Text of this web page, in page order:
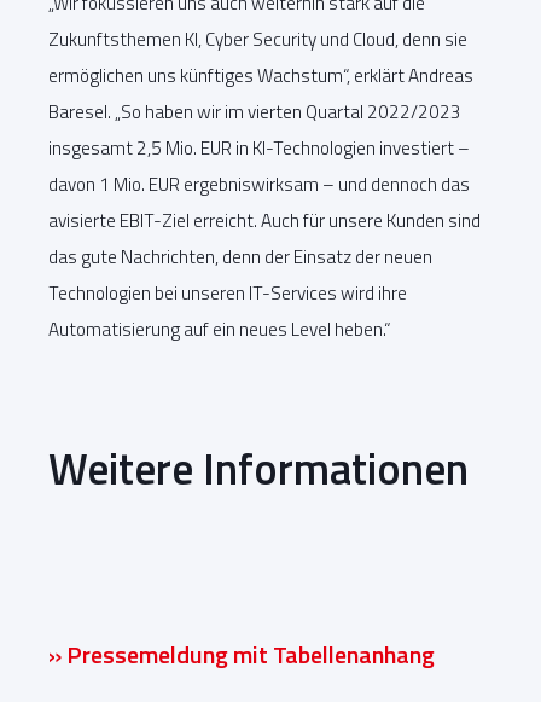
Zukunftsthemen KI, Cyber Security und Cloud, denn sie
ermöglichen uns künftiges Wachstum“, erklärt Andreas
Baresel. „So haben wir im vierten Quartal 2022/2023
insgesamt 2,5 Mio. EUR in KI-Technologien investiert –
davon 1 Mio. EUR ergebniswirksam – und dennoch das
avisierte EBIT-Ziel erreicht. Auch für unsere Kunden sind
das gute Nachrichten, denn der Einsatz der neuen
Technologien bei unseren IT-Services wird ihre
Automatisierung auf ein neues Level heben.“
Weitere Informationen
» Pressemeldung mit Tabellenanhang